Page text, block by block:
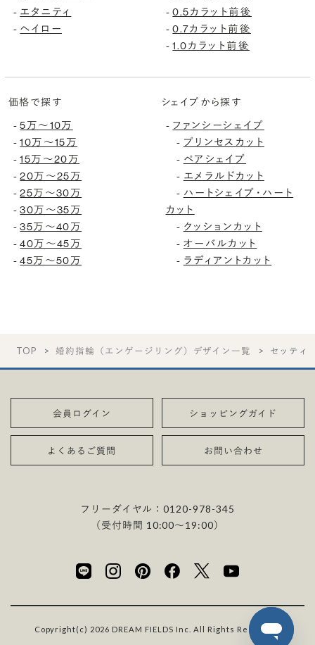
- エタニティ
- ヘイロー
-0.5カラット前後
-0.7カラット前後
-1.0カラット前後
価格で探す
-5万〜10万
-10万〜15万
-15万〜20万
-20万〜25万
-25万〜30万
-30万〜35万
-35万〜40万
-40万〜45万
-45万〜50万
シェイプから探す
- ファンシーシェイプ
- プリンセスカット
- ペアシェイプ
- エメラルドカット
- ハートシェイプ・ハート
カット
- クッションカット
- オーバルカット
- ラディアントカット
TOP 婚約指輪（エンゲージリング）デザイン一覧 セッティ
会員ログイン ショッピングガイド
よくあるご質問 お問い合わせ
フリーダイヤル：0120-978-345
（受付時間 10:00〜19:00）
Copyright(c) 2026 DREAM FIELDS Inc. All Rights Reserved.